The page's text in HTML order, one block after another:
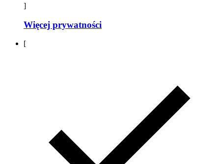
]
Więcej prywatności
[